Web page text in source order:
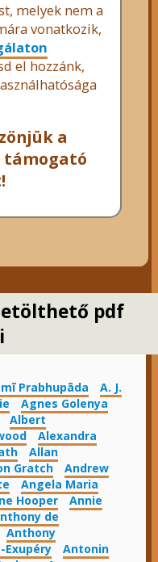
melyek nem a
vonatkozik,
el hozzánk,
a
támogató
pdf
Prabhupāda
A. J.
Agnes Golenya
Albert
Alexandra
Allan
Gratch
Andrew
Angela Maria
Hooper
Annie
de
Anthony
Exupéry
Antonin